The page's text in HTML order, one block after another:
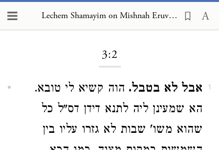
Lechem Shamayim on Mishnah Eruvin 3:2
3:2
1 אבל לא בטבל. הוה קשיא לי טובא.
הא שמעינן ליה לתנא דידן דס"ל כל
שהוא משו' שבות לא גזרו עליו בין